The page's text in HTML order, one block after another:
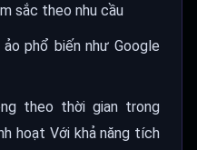
sắc theo nhu cầu
phổ biến như Google
theo thời gian trong
hoạt Với khả năng tích